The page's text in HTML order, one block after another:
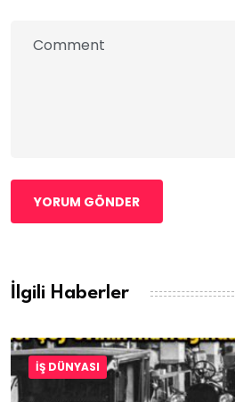
YORUM GÖNDER
İlgili Haberler
İŞ DÜNYASI